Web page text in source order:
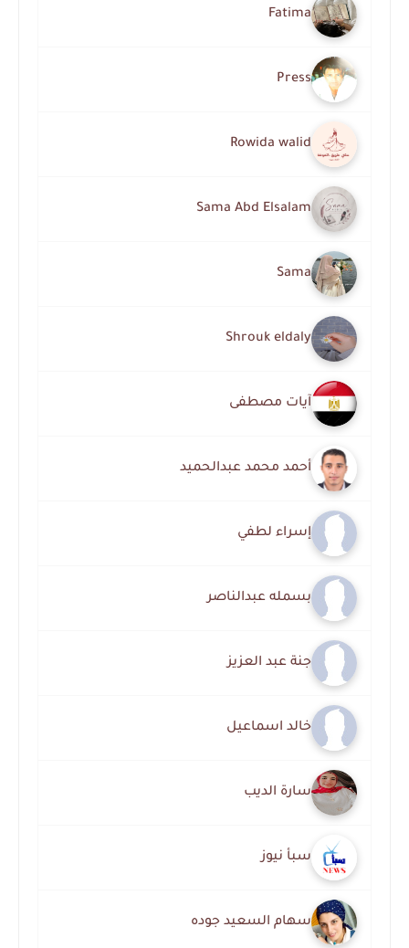
Fatima
Press
Rowida walid
Sama Abd Elsalam
Sama
Shrouk eldaly
آيات مصطفى
أحمد محمد عبدالحميد
إسراء لطفي
بسمله عبدالناصر
جنة عبد العزيز
خالد اسماعيل
سارة الديب
سبأ نيوز
سهام السعيد جوده